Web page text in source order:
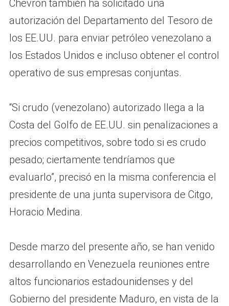
Chevron también ha solicitado una
autorización del Departamento del Tesoro de
los EE.UU. para enviar petróleo venezolano a
los Estados Unidos e incluso obtener el control
operativo de sus empresas conjuntas.
“Si crudo (venezolano) autorizado llega a la
Costa del Golfo de EE.UU. sin penalizaciones a
precios competitivos, sobre todo si es crudo
pesado; ciertamente tendríamos que
evaluarlo”, precisó en la misma conferencia el
presidente de una junta supervisora ​​de Citgo,
Horacio Medina.
Desde marzo del presente año, se han venido
desarrollando en Venezuela reuniones entre
altos funcionarios estadounidenses y del
Gobierno del presidente Maduro, en vista de la